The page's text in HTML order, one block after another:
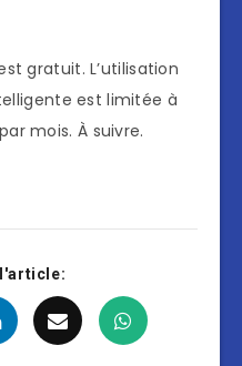
gratuit. L’utilisation
est limitée à
mois. À suivre.